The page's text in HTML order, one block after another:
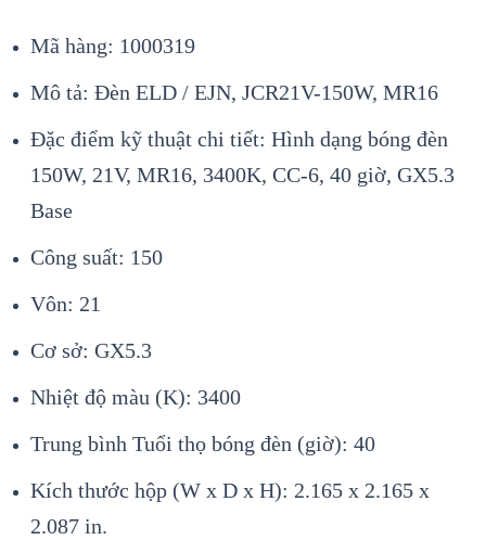
Mã hàng: 1000319
Mô tả: Đèn ELD / EJN, JCR21V-150W, MR16
Đặc điểm kỹ thuật chi tiết: Hình dạng bóng đèn
150W, 21V, MR16, 3400K, CC-6, 40 giờ, GX5.3
Base
Công suất: 150
Vôn: 21
Cơ sở: GX5.3
Nhiệt độ màu (K): 3400
Trung bình Tuổi thọ bóng đèn (giờ): 40
Kích thước hộp (W x D x H): 2.165 x 2.165 x
2.087 in.